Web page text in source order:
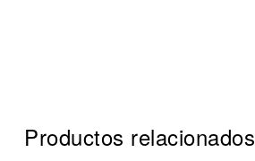
Productos relacionados